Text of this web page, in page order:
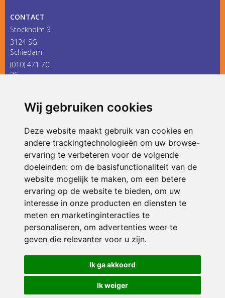
Wij gebruiken cookies
Deze website maakt gebruik van cookies en
andere trackingtechnologieën om uw browse-
ervaring te verbeteren voor de volgende
doeleinden: om de basisfunctionaliteit van de
website mogelijk te maken, om een betere
ervaring op de website te bieden, om uw
interesse in onze producten en diensten te
meten en marketinginteracties te
personaliseren, om advertenties weer te
geven die relevanter voor u zijn.
Ik ga akkoord
Ik weiger
CONTACT
Stockholm 3
3124 SG
Schiedam
(010) 471 70
36
ONDERDEEL VAN
© 2026 De Vlinder | Alle rechten voorbehouden
Privacy policy|Disclaimer| Klachtenregeling|RSIN en Anbi
voorkeuren
Crealisatie The MindOffice